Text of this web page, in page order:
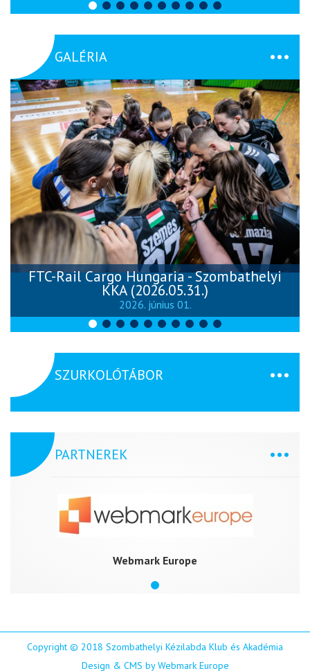
GALÉRIA
FTC-Rail Cargo Hungaria - Szombathelyi
KKA (2026.05.31.)
2026. június 01.
SZURKOLÓTÁBOR
PARTNEREK
Webmark Europe
Copyright © 2018 Szombathelyi Kézilabda Klub és Akadémia
Design & CMS by Webmark Europe